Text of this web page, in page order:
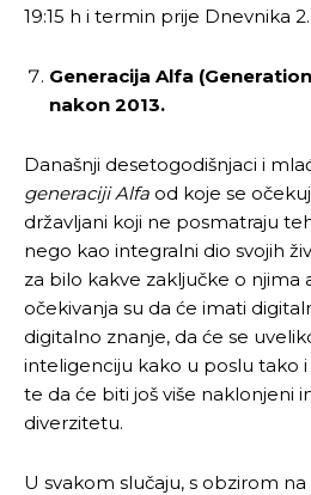
19:15 h i termin prije Dnevnika 2.
Generacija Alfa
nakon 2013.
Današnji desetogodišnjaci i
generaciji Alfa od koje se
državljani koji ne posmatraju
nego kao integralni dio svojih
za bilo kakve zaključke o njima
očekivanja su da će imati
digitalno znanje, da će se
inteligenciju kako u poslu tako
te da će biti još više naklonjeni
diverzitetu.
U svakom slučaju, s obzirom